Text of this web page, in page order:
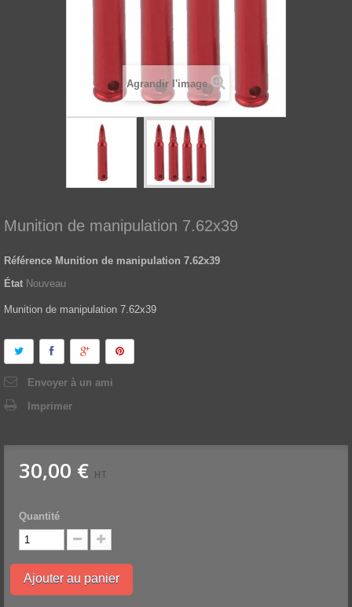
Agrandir l'image
Munition de manipulation 7.62x39
Référence Munition de manipulation 7.62x39
État Nouveau
Munition de manipulation 7.62x39
Envoyer à un ami
Imprimer
30,00 € HT
Quantité
Ajouter au panier